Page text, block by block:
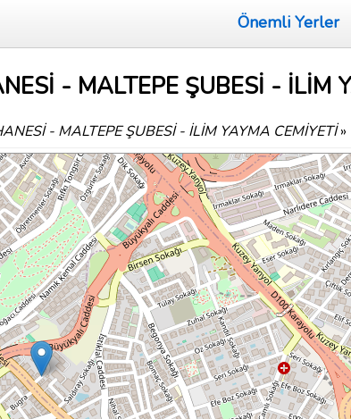
Önemli Yerler
- MALTEPE ŞUBESİ - İLİM
- MALTEPE ŞUBESİ - İLİM YAYMA CEMİYETİ»